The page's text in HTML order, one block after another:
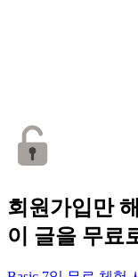
회원가입만
이 글을 무료